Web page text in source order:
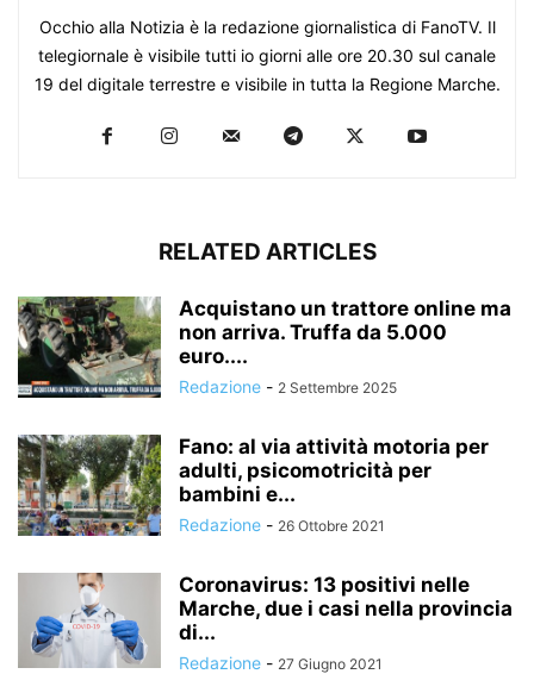
Occhio alla Notizia è la redazione giornalistica di FanoTV. Il
telegiornale è visibile tutti io giorni alle ore 20.30 sul canale
19 del digitale terrestre e visibile in tutta la Regione Marche.
RELATED ARTICLES
Acquistano un trattore online ma
non arriva. Truffa da 5.000
euro....
Redazione - 2 Settembre 2025
Fano: al via attività motoria per
adulti, psicomotricità per
bambini e...
Redazione - 26 Ottobre 2021
Coronavirus: 13 positivi nelle
Marche, due i casi nella provincia
di...
Redazione - 27 Giugno 2021